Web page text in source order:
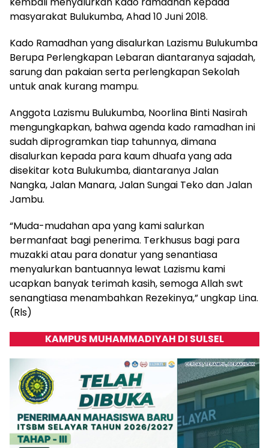
masyarakat Bulukumba, Ahad 10 Juni 2018.
Kado Ramadhan yang disalurkan Lazismu Bulukumba
Berupa Perlengkapan Lebaran diantaranya sajadah,
sarung dan pakaian serta perlengkapan Sekolah
untuk anak kurang mampu.
Anggota Lazismu Bulukumba, Noorlina Binti Nasirah
mengungkapkan, bahwa agenda kado ramadhan ini
sudah diprogramkan tiap tahunnya, dimana
disalurkan kepada para kaum dhuafa yang ada
disekitar kota Bulukumba, diantaranya Jalan
Nangka, Jalan Manara, Jalan Sungai Teko dan Jalan
Jambu.
“Muda-mudahan apa yang kami salurkan
bermanfaat bagi penerima. Terkhusus bagi para
muzakki atau para donatur yang senantiasa
menyalurkan bantuannya lewat Lazismu kami
ucapkan banyak terimah kasih, semoga Allah swt
senangtiasa menambahkan Rezekinya,” ungkap Lina.
(Rls)
KAMPUS MUHAMMADIYAH DI SULSEL